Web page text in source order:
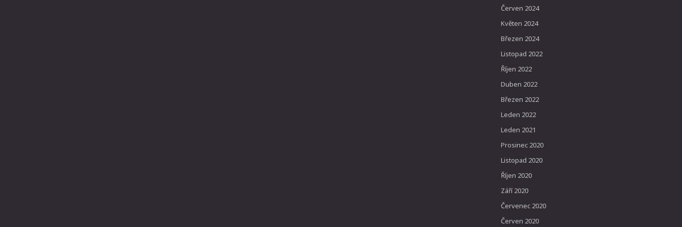
Červen 2024
Květen 2024
Březen 2024
Listopad 2022
Říjen 2022
Duben 2022
Březen 2022
Leden 2022
Leden 2021
Prosinec 2020
Listopad 2020
Říjen 2020
Září 2020
Červenec 2020
Červen 2020